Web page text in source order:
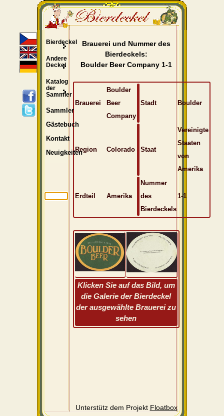
Brauerei und Nummer des
Bierdeckels:
Boulder Beer Company 1-1
Brauerei
Boulder
Beer
Company
Stadt Boulder
Region Colorado Staat
Vereinigte
Staaten
von
Amerika
Erdteil Amerika
Nummer
des
Bierdeckels
1-1
Klicken Sie auf das Bild, um
die Galerie der Bierdeckel
der ausgewählte Brauerei zu
sehen
Unterstütz dem Projekt Floatbox
Bierdeckel
Andere
Deckel
Katalog
der
Sammler
Sammler
Gästebuch
Kontakt
Neuigkeiten